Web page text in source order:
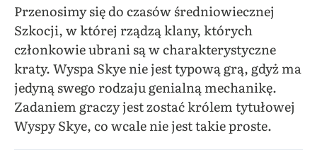
Przenosimy się do czasów średniowiecznej
Szkocji, w której rządzą klany, których
członkowie ubrani są w charakterystyczne
kraty. Wyspa Skye nie jest typową grą, gdyż ma
jedyną swego rodzaju genialną mechanikę.
Zadaniem graczy jest zostać królem tytułowej
Wyspy Skye, co wcale nie jest takie proste.